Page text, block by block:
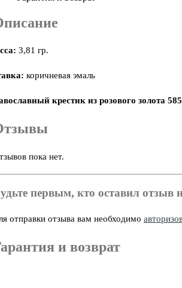
3,81 гр.
коричневая эмаль
крестик из розового золота
пока нет.
первым, кто оставил отзыв
отправки отзыва вам необходимо
и возврат